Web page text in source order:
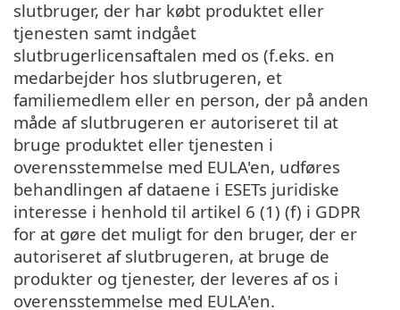
slutbruger, der har købt produktet eller
tjenesten samt indgået
slutbrugerlicensaftalen med os (f.eks. en
medarbejder hos slutbrugeren, et
familiemedlem eller en person, der på anden
måde af slutbrugeren er autoriseret til at
bruge produktet eller tjenesten i
overensstemmelse med EULA'en, udføres
behandlingen af dataene i ESETs juridiske
interesse i henhold til artikel 6 (1) (f) i GDPR
for at gøre det muligt for den bruger, der er
autoriseret af slutbrugeren, at bruge de
produkter og tjenester, der leveres af os i
overensstemmelse med EULA'en.